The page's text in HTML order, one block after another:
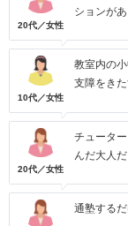
20代／女性
ションが
10代／女性
教室内の
支障をきた
20代／女性
チュータ
んだ大人
通塾する